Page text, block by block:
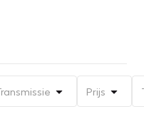
Prijs